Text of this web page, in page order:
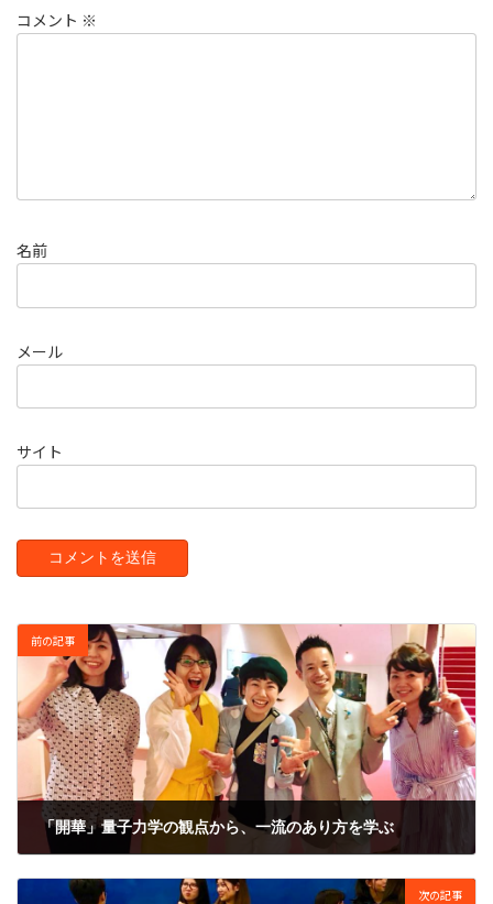
コメント ※
名前
メール
サイト
前の記事
「開華」量子力学の観点から、一流のあり方を学ぶ
次の記事